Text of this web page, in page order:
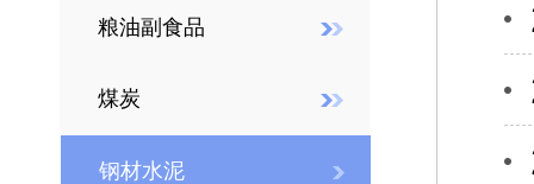
粮油副食品
煤炭
钢材水泥